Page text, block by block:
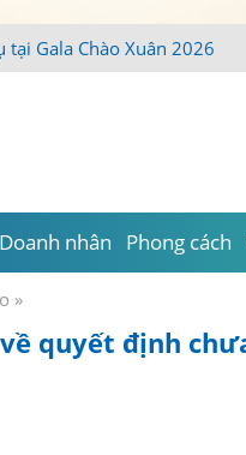
Doanh nhân Phong cách
»
quyết định